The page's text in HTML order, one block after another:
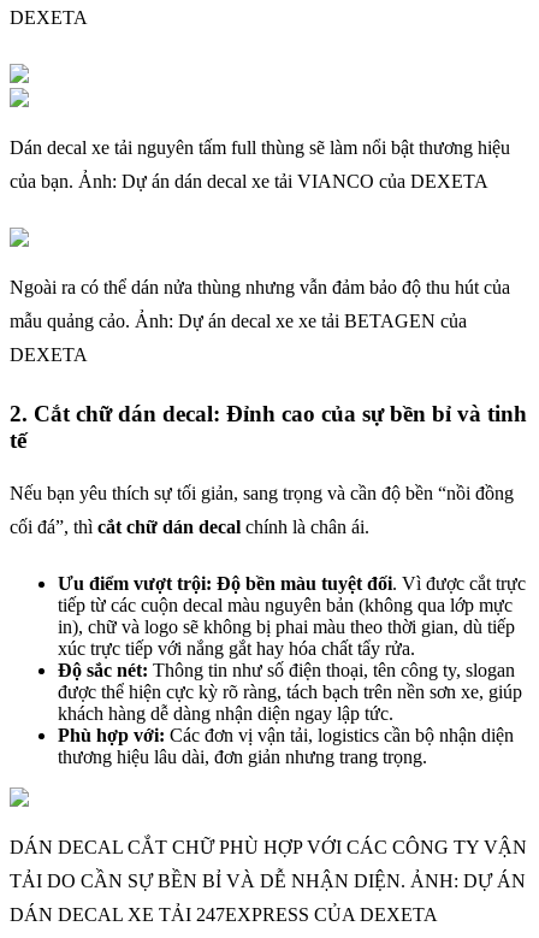
DEXETA
Dán decal xe tải nguyên tấm full thùng sẽ làm nổi bật thương hiệu
của bạn. Ảnh: Dự án dán decal xe tải VIANCO của DEXETA
Ngoài ra có thể dán nửa thùng nhưng vẫn đảm bảo độ thu hút của
mẫu quảng cảo. Ảnh: Dự án decal xe xe tải BETAGEN của
DEXETA
2. Cắt chữ dán decal: Đỉnh cao của sự bền bỉ và tinh
tế
Nếu bạn yêu thích sự tối giản, sang trọng và cần độ bền “nồi đồng
cối đá”, thì cắt chữ dán decal chính là chân ái.
Ưu điểm vượt trội: Độ bền màu tuyệt đối. Vì được cắt trực
tiếp từ các cuộn decal màu nguyên bản (không qua lớp mực
in), chữ và logo sẽ không bị phai màu theo thời gian, dù tiếp
xúc trực tiếp với nắng gắt hay hóa chất tẩy rửa.
Độ sắc nét: Thông tin như số điện thoại, tên công ty, slogan
được thể hiện cực kỳ rõ ràng, tách bạch trên nền sơn xe, giúp
khách hàng dễ dàng nhận diện ngay lập tức.
Phù hợp với: Các đơn vị vận tải, logistics cần bộ nhận diện
thương hiệu lâu dài, đơn giản nhưng trang trọng.
DÁN DECAL CẮT CHỮ PHÙ HỢP VỚI CÁC CÔNG TY VẬN
TẢI DO CẦN SỰ BỀN BỈ VÀ DỄ NHẬN DIỆN. ẢNH: DỰ ÁN
DÁN DECAL XE TẢI 247EXPRESS CỦA DEXETA